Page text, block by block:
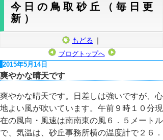
今日の鳥取砂丘（毎日更
新）
もどる ｜
ブログトップへ
2015年5月14日
爽やかな晴天です
爽やかな晴天です。日差しは強いですが、心
地よい風が吹いています。午前９時１０分現
在の風向・風速は南南東の風６．５メートル
で、気温は、砂丘事務所横の温度計で２６．